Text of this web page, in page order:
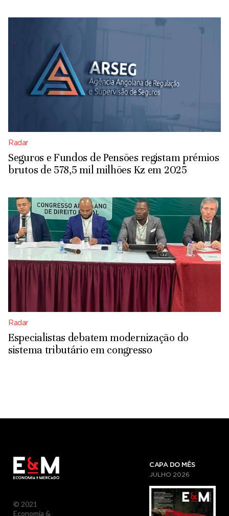
Radar
Seguros e Fundos de Pensões registam prémios
brutos de 578,5 mil milhões Kz em 2025
Radar
Especialistas debatem modernização do
sistema tributário em congresso
© 2021
Economia &
CAPA DO MÊS
JULHO 2026